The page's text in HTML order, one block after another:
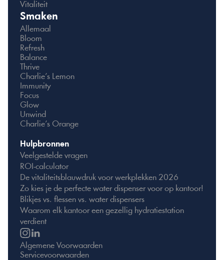
Vitaliteit
Smaken
Allemaal
Bloom
Refresh
Balance
Thrive
Charlie’s Lemon
Immunity
Focus
Glow
Unwind
Charlie’s Orange
Hulpbronnen
Veelgestelde vragen
ROI-calculator
De vitaliteitsblauwdruk voor werkplekken 2026
Zo kies je de perfecte water dispenser voor op kantoor!
Blikjes vs. flessen vs. water dispensers
Waarom elk kantoor een gezellig hydratiestation
verdient
Algemene Voorwaarden
Servicevoorwaarden